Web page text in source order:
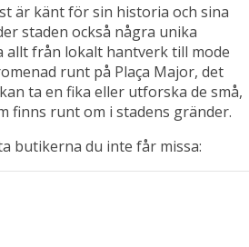
är känt för sin historia och sina
staden också några unika
allt från lokalt hantverk till mode
runt på Plaça Major, det
ta en fika eller utforska de små,
finns runt om i stadens gränder.
butikerna du inte får missa: